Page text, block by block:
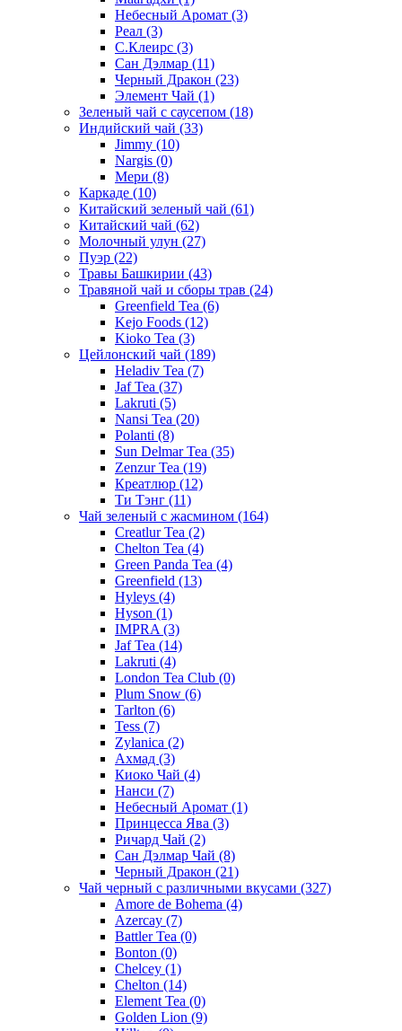
Небесный Аромат (3)
Реал (3)
С.Клеирс (3)
Сан Дэлмар (11)
Черный Дракон (23)
Элемент Чай (1)
Зеленый чай с саусепом (18)
Индийский чай (33)
Jimmy (10)
Nargis (0)
Мери (8)
Каркаде (10)
Китайский зеленый чай (61)
Китайский чай (62)
Молочный улун (27)
Пуэр (22)
Травы Башкирии (43)
Травяной чай и сборы трав (24)
Greenfield Tea (6)
Kejo Foods (12)
Kioko Tea (3)
Цейлонский чай (189)
Heladiv Tea (7)
Jaf Tea (37)
Lakruti (5)
Nansi Tea (20)
Polanti (8)
Sun Delmar Tea (35)
Zenzur Tea (19)
Креатлюр (12)
Ти Тэнг (11)
Чай зеленый с жасмином (164)
Creatlur Tea (2)
Chelton Tea (4)
Green Panda Tea (4)
Greenfield (13)
Hyleys (4)
Hyson (1)
IMPRA (3)
Jaf Tea (14)
Lakruti (4)
London Tea Club (0)
Plum Snow (6)
Tarlton (6)
Tess (7)
Zylanica (2)
Ахмад (3)
Киоко Чай (4)
Нанси (7)
Небесный Аромат (1)
Принцесса Ява (3)
Ричард Чай (2)
Сан Дэлмар Чай (8)
Черный Дракон (21)
Чай черный с различными вкусами (327)
Amore de Bohema (4)
Azercay (7)
Battler Tea (0)
Bonton (0)
Chelcey (1)
Chelton (14)
Element Tea (0)
Golden Lion (9)